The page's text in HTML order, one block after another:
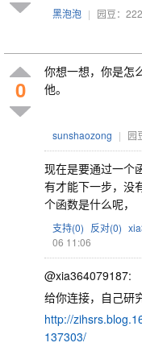
黑泡泡 | 园豆：222
0
你想一想，你是怎
他。
sunshaozong | 园
现在是要通过一个
有才能下一步，没
个函数是什么呢，
支持(0) 反对(0)
06 11:06
@xia364079187:
给你连接，自己研
http://
137303/